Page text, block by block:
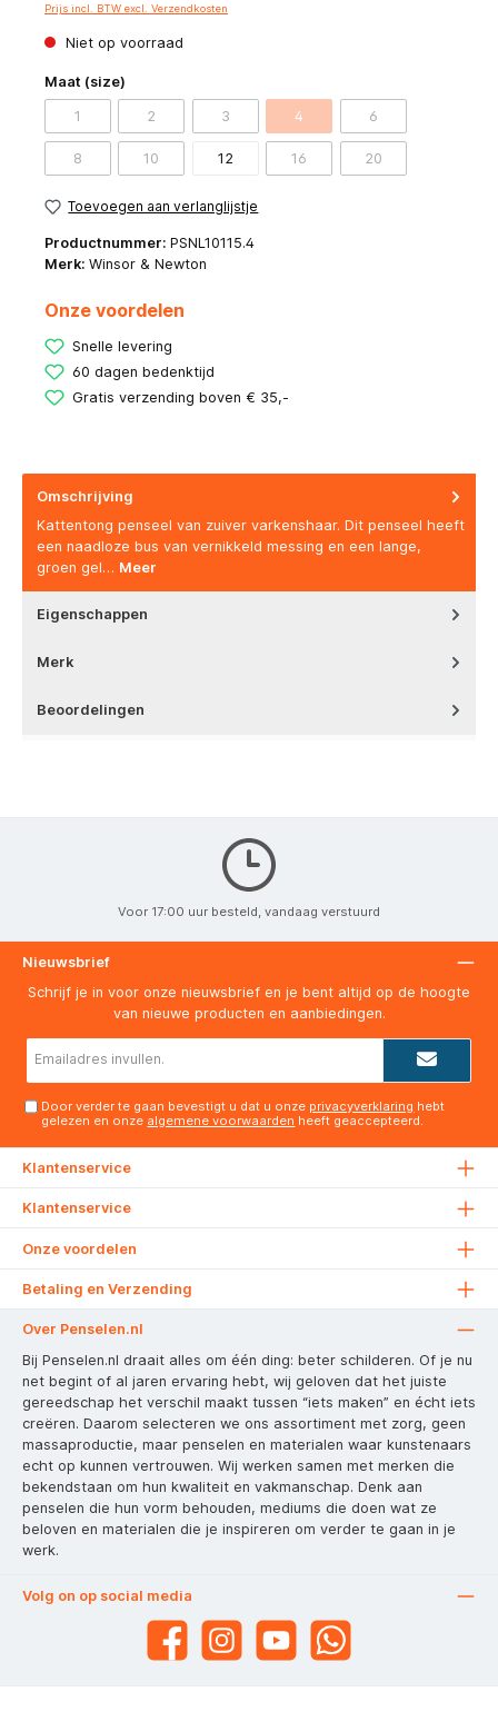
Prijs incl. BTW excl. Verzendkosten
Niet op voorraad
Maat (size)
1 2 3 4 6
8 10 12 16 20
Toevoegen aan verlanglijstje
Productnummer: PSNL10115.4
Merk: Winsor & Newton
Onze voordelen
Snelle levering
60 dagen bedenktijd
Gratis verzending boven € 35,-
Omschrijving
Kattentong penseel van zuiver varkenshaar. Dit penseel heeft
een naadloze bus van vernikkeld messing en een lange,
groen gel… Meer
Eigenschappen
Merk
Beoordelingen
Voor 17:00 uur besteld, vandaag verstuurd
Nieuwsbrief
Schrijf je in voor onze nieuwsbrief en je bent altijd op de hoogte
van nieuwe producten en aanbiedingen.
Door verder te gaan bevestigt u dat u onze privacyverklaring hebt
gelezen en onze algemene voorwaarden heeft geaccepteerd.
Klantenservice
Klantenservice
Onze voordelen
Betaling en Verzending
Over Penselen.nl
Bij Penselen.nl draait alles om één ding: beter schilderen. Of je nu
net begint of al jaren ervaring hebt, wij geloven dat het juiste
gereedschap het verschil maakt tussen “iets maken” en écht iets
creëren. Daarom selecteren we ons assortiment met zorg, geen
massaproductie, maar penselen en materialen waar kunstenaars
echt op kunnen vertrouwen. Wij werken samen met merken die
bekendstaan om hun kwaliteit en vakmanschap. Denk aan
penselen die hun vorm behouden, mediums die doen wat ze
beloven en materialen die je inspireren om verder te gaan in je
werk.
Volg on op social media